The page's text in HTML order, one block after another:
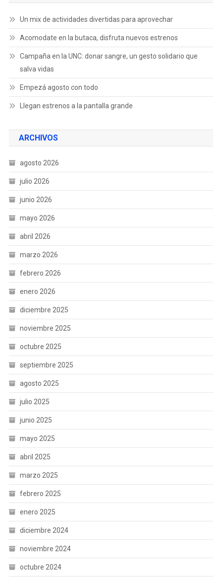
Un mix de actividades divertidas para aprovechar
Acomodate en la butaca, disfruta nuevos estrenos
Campaña en la UNC: donar sangre, un gesto solidario que
salva vidas
Empezá agosto con todo
Llegan estrenos a la pantalla grande
ARCHIVOS
agosto 2026
julio 2026
junio 2026
mayo 2026
abril 2026
marzo 2026
febrero 2026
enero 2026
diciembre 2025
noviembre 2025
octubre 2025
septiembre 2025
agosto 2025
julio 2025
junio 2025
mayo 2025
abril 2025
marzo 2025
febrero 2025
enero 2025
diciembre 2024
noviembre 2024
octubre 2024